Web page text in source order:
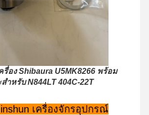
คุณภาพ
รื่อง Shibaura U5MK8266 พร้อม
สำหรับ N844LT 404C-22T
เครื่องจักรอุปกรณ์